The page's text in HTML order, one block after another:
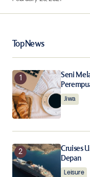
Your Name
Your E-mail*
Save my
the next time I
Notify me of new
Top News
Seni
Jiwa
Cruises
Depan
Leisure